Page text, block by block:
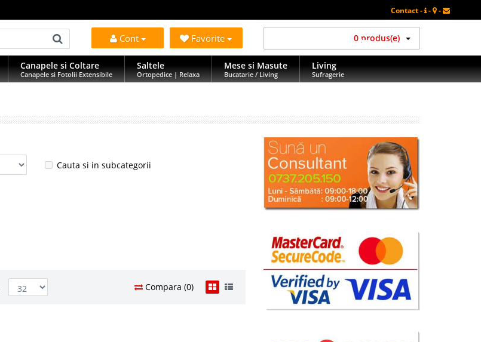
Contact - - -
Cont Favorite 0 produs(e)
Canapele si Coltare
Canapele si Fotolii Extensibile
Saltele
Ortopedice | Relaxa
Mese si Masute
Bucatarie / Living
Living
Sufragerie
Cauta si in subcategorii
Compara (0)